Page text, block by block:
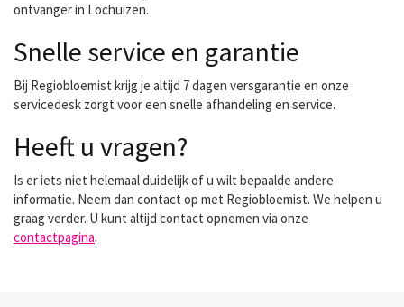
ontvanger in Lochuizen.
Snelle service en garantie
Bij Regiobloemist krijg je altijd 7 dagen versgarantie en onze
servicedesk zorgt voor een snelle afhandeling en service.
Heeft u vragen?
Is er iets niet helemaal duidelijk of u wilt bepaalde andere
informatie. Neem dan contact op met Regiobloemist. We helpen u
graag verder. U kunt altijd contact opnemen via onze
contactpagina.